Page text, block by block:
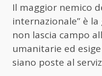
Il maggior nemico
internazionale” è
non lascia campo
umanitarie ed
siano poste al